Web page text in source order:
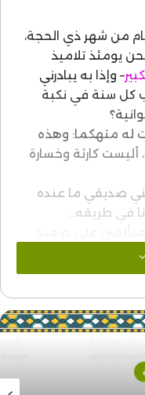
من شهر ذي الحجة،
يومئذ تلاميذ
– وإذا به يبادرني
كل سنة في نكبة
له متهكما: وهذه
أليست كارثة وخسارة
صديقي ما عنده
في طريقه…
في وقت مبكر
إلى مجموعتين:
إلى أن تفرقنا في
ومِن ورائِهم بعض
وسائرَ التلاميذ،
الصادرة عن فلاسفة